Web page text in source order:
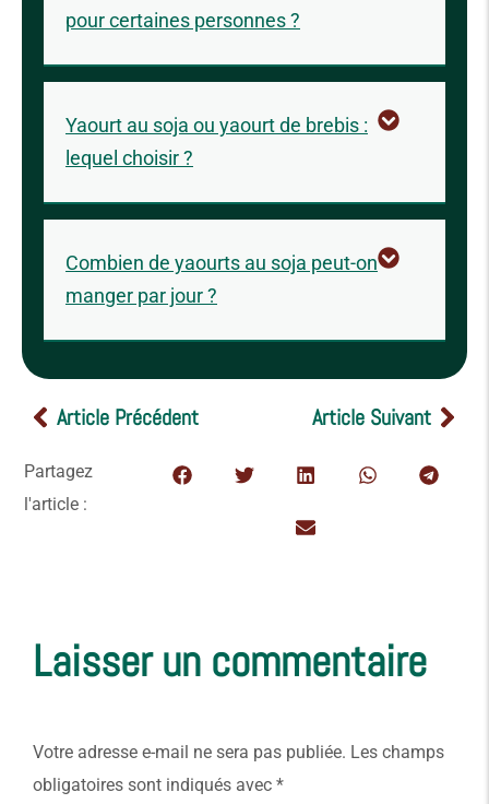
pour certaines personnes ?
Yaourt au soja ou yaourt de brebis :
lequel choisir ?
Combien de yaourts au soja peut-on
manger par jour ?
Article Précédent Article Suivant
Partagez
l'article :
Laisser un commentaire
Votre adresse e-mail ne sera pas publiée. Les champs
obligatoires sont indiqués avec *